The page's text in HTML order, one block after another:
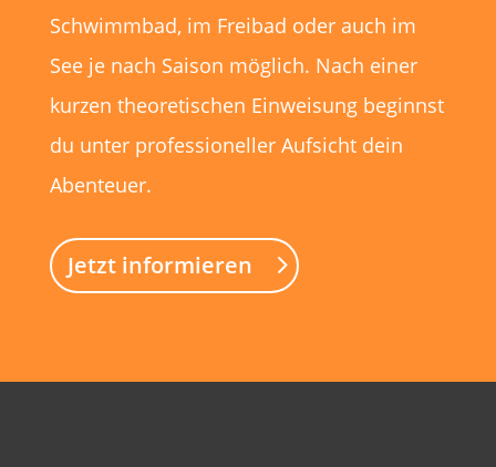
Schwimmbad, im Freibad oder auch im
See je nach Saison möglich. Nach einer
kurzen theoretischen Einweisung beginnst
du unter professioneller Aufsicht dein
Abenteuer.
Jetzt informieren